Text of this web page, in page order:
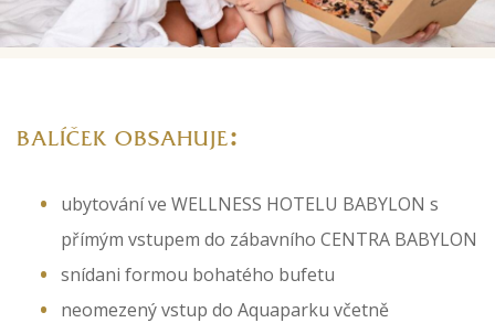
BALÍČEK OBSAHUJE:
ubytování ve WELLNESS HOTELU BABYLON s
přímým vstupem do zábavního CENTRA BABYLON
snídani formou bohatého bufetu
neomezený vstup do Aquaparku včetně